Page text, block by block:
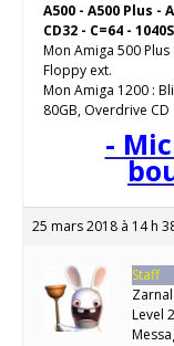
A500 - A500 Plus -
CD32 - C=64 -
Mon Amiga 500 Plus
Floppy ext.
Mon Amiga 1200 :
80GB, Overdrive CD
-
25 mars 2018 à 14 h
Staff
Zarnal
Level